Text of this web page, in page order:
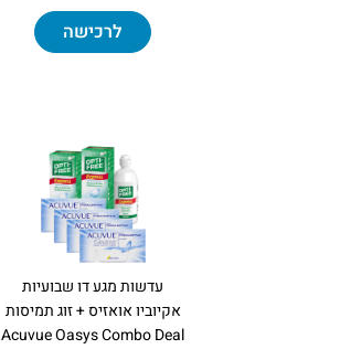
לרכישה
עדשות מגע דו שבועיות
אקיוביו אואזיס + זוג תמיסות
Acuvue Oasys Combo Deal